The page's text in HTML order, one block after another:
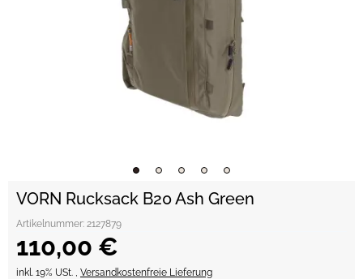
VORN Rucksack B20 Ash Green
Artikelnummer: 2127879
110,00 €
inkl. 19% USt. , Versandkostenfreie Lieferung